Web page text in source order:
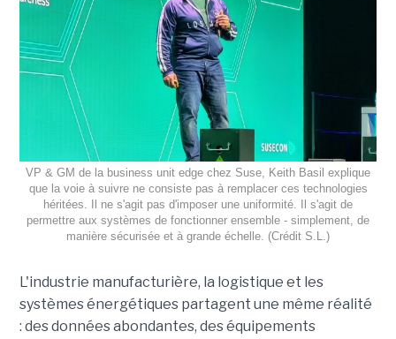
VP & GM de la business unit edge chez Suse, Keith Basil explique
que la voie à suivre ne consiste pas à remplacer ces technologies
héritées. Il ne s'agit pas d'imposer une uniformité. Il s'agit de
permettre aux systèmes de fonctionner ensemble - simplement, de
manière sécurisée et à grande échelle. (Crédit S.L.)
L'industrie manufacturière, la logistique et les
systèmes énergétiques partagent une même réalité
: des données abondantes, des équipements